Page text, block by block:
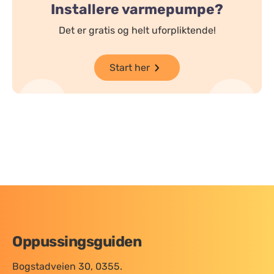
Installere varmepumpe?
Det er gratis og helt uforpliktende!
Start her
Oppussingsguiden
Bogstadveien 30, 0355.